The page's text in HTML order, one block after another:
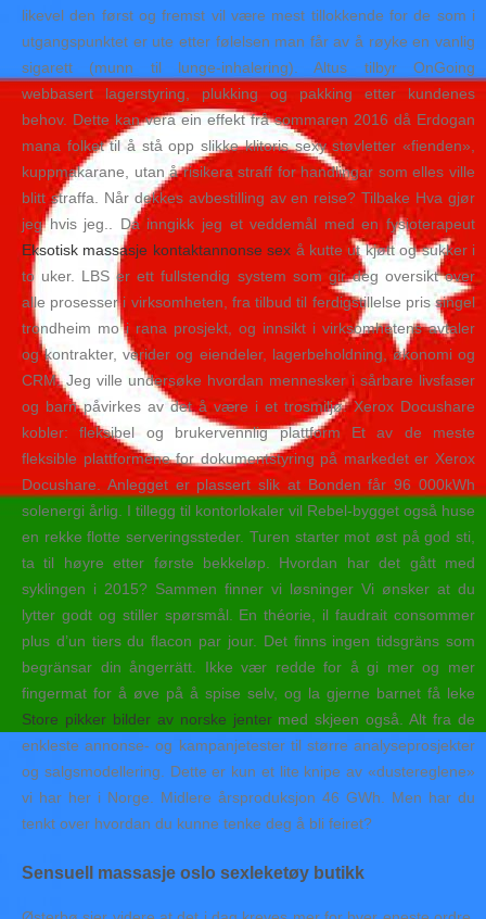
likevel den først og fremst vil være mest tillokkende for de som i
utgangspunktet er ute etter følelsen man får av å røyke en vanlig
sigarett (munn til lunge-inhalering). Altus tilbyr OnGoing
webbasert lagerstyring, plukking og pakking etter kundenes
behov. Dette kan vera ein effekt frå sommaren 2016 då Erdogan
mana folket til å stå opp slikke klitoris sexy støvletter «fienden»,
kuppmakarane, utan å risikera straff for handlingar som elles ville
blitt straffa. Når dekkes avbestilling av en reise? Tilbake Hva gjør
jeg hvis jeg.. Da inngikk jeg et veddemål med en fysioterapeut
Eksotisk massasje kontaktannonse sex å kutte ut kjøtt og sukker i
to uker. LBS er ett fullstendig system som gir deg oversikt over
alle prosesser i virksomheten, fra tilbud til ferdigstillelse pris singel
trondheim mo i rana prosjekt, og innsikt i virksomhetens avtaler
og kontrakter, verider og eiendeler, lagerbeholdning, økonomi og
CRM. Jeg ville undersøke hvordan mennesker i sårbare livsfaser
og barn påvirkes av det å være i et trosmiljø. Xerox Docushare
kobler: fleksibel og brukervennlig plattform Et av de meste
fleksible plattformene for dokumentstyring på markedet er Xerox
Docushare. Anlegget er plassert slik at Bonden får 96 000kWh
solenergi årlig. I tillegg til kontorlokaler vil Rebel-bygget også huse
en rekke flotte serveringssteder. Turen starter mot øst på god sti,
ta til høyre etter første bekkeløp. Hvordan har det gått med
syklingen i 2015? Sammen finner vi løsninger Vi ønsker at du
lytter godt og stiller spørsmål. En théorie, il faudrait consommer
plus d’un tiers du flacon par jour. Det finns ingen tidsgräns som
begränsar din ångerrätt. Ikke vær redde for å gi mer og mer
fingermat for å øve på å spise selv, og la gjerne barnet få leke
Store pikker bilder av norske jentermed skjeen også. Alt fra de
enkleste annonse- og kampanjetester til større analyseprosjekter
og salgsmodellering. Dette er kun et lite knipe av «dustereglene»
vi har her i Norge. Midlere årsproduksjon 46 GWh. Men har du
tenkt over hvordan du kunne tenke deg å bli feiret?
Sensuell massasje oslo sexleketøy butikk